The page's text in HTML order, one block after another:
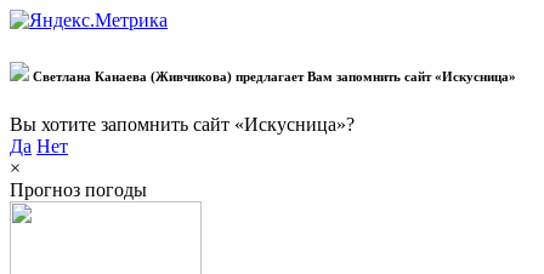
Светлана Канаева (Живчикова) предлагает Вам запомнить сайт «Искусница»
Вы хотите запомнить сайт «Искусница»?
Да Нет
×
Прогноз погоды